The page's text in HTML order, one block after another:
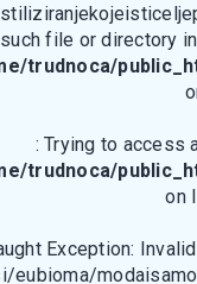
such file or directory in
trudnoca/
: Trying to access
trudnoca/
on
Exception:
eubioma/